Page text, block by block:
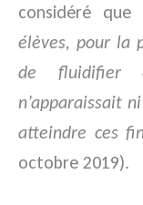
considéré que
élèves, pour la
de fluidifier
n’apparaissait
atteindre ces
octobre 2019).